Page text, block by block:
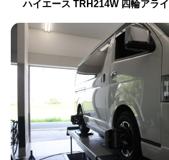
ハイエース TRH214W 四輪アラ